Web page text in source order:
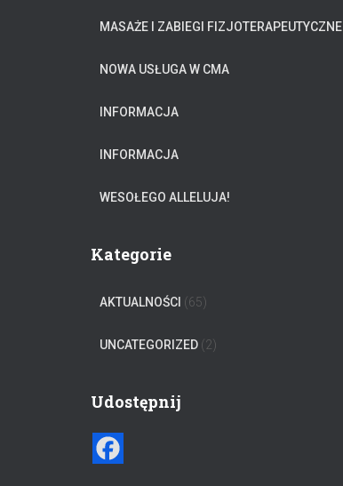
MASAŻE I ZABIEGI FIZJOTERAPEUTYCZNE
NOWA USŁUGA W CMA
INFORMACJA
INFORMACJA
WESOŁEGO ALLELUJA!
Kategorie
AKTUALNOŚCI (65)
UNCATEGORIZED (2)
Udostępnij